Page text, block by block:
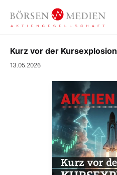
Kurz vor der Kursexplosion
13.05.2026